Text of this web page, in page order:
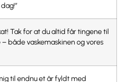
Tak for at du altid får tingene til
både vaskemaskinen og vores
til endnu et år fyldt med